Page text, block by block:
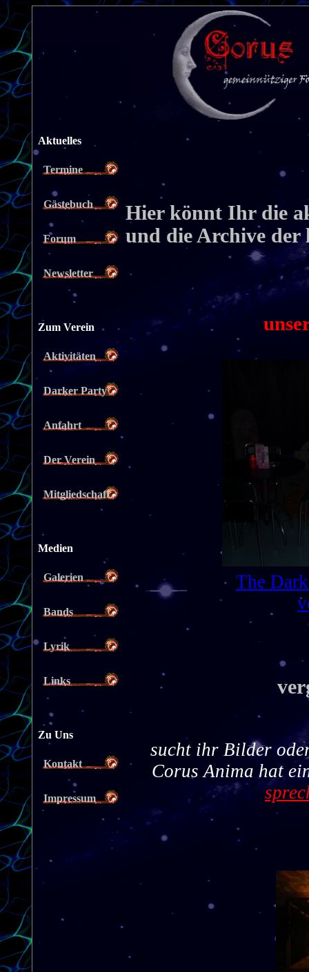
Aktuelles
Termine
Gästebuch
Forum
Newsletter
Zum Verein
Aktivitäten
Darker Party
Anfahrt
Der Verein
Mitgliedschaft
Medien
Galerien
Bands
Lyrik
Links
Zu Uns
Kontakt
Impressum
Hier könnt Ihr die
und die Archive der
The
sucht ihr Bilder
Corus Anima hat